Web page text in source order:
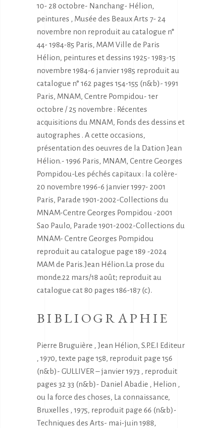
10- 28 octobre- Nanchang- Hélion,
peintures , Musée des Beaux Arts 7- 24
novembre non reproduit au catalogue n°
44- 1984-85 Paris, MAM Ville de Paris
Hélion, peintures et dessins 1925- 1983-15
novembre 1984-6 janvier 1985 reproduit au
catalogue n° 162 pages 154-155 (n&b)- 1991
Paris, MNAM, Centre Pompidou- 1er
octobre / 25 novembre : Récentes
acquisitions du MNAM, Fonds des dessins et
autographes . A cette occasions,
présentation des oeuvres de la Dation Jean
Hélion.- 1996 Paris, MNAM, Centre Georges
Pompidou-Les péchés capitaux : la colère-
20 novembre 1996-6 janvier 1997- 2001
Paris, Parade 1901-2002-Collections du
MNAM-Centre Georges Pompidou -2001
Sao Paulo, Parade 1901-2002-Collections du
MNAM- Centre Georges Pompidou
reproduit au catalogue page 189 -2024
MAM de Paris.Jean Hélion.La prose du
monde.22 mars/18 août; reproduit au
catalogue cat 80 pages 186-187 (c).
BIBLIOGRAPHIE
Pierre Bruguière , Jean Hélion, S.P.E.I Editeur
, 1970, texte page 158, reproduit page 156
(n&b)- GULLIVER – janvier 1973 , reproduit
pages 32 33 (n&b)- Daniel Abadie , Helion ,
ou la force des choses, La connaissance,
Bruxelles , 1975, reproduit page 66 (n&b)-
Techniques des Arts- mai-juin 1988,